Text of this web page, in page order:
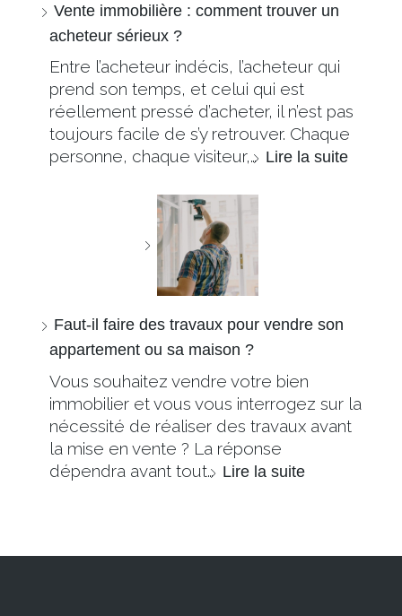
Vente immobilière : comment trouver un
acheteur sérieux ?
Entre l’acheteur indécis, l’acheteur qui
prend son temps, et celui qui est
réellement pressé d’acheter, il n’est pas
toujours facile de s’y retrouver. Chaque
personne, chaque visiteur,… Lire la suite
Faut-il faire des travaux pour vendre son
appartement ou sa maison ?
Vous souhaitez vendre votre bien
immobilier et vous vous interrogez sur la
nécessité de réaliser des travaux avant
la mise en vente ? La réponse
dépendra avant tout… Lire la suite